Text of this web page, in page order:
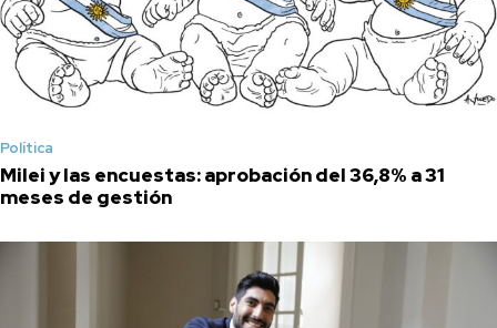
Política
Milei y las encuestas: aprobación del 36,8% a 31
meses de gestión